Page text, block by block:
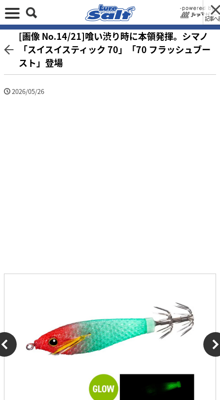
記事へ
[画像 No.14/21]喰い渋り時に本領発揮。シマノ
「スイスイスティック 70」「70 フラッシュブー
スト」登場
2026/05/26